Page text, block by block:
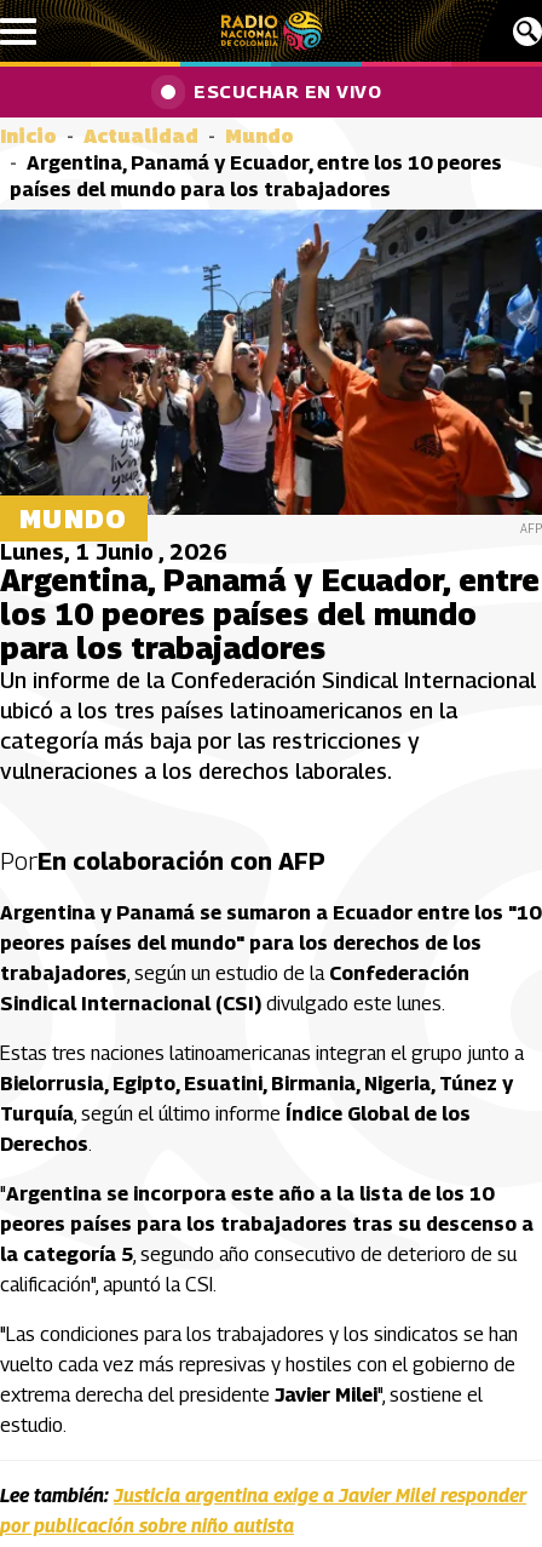
Pasar al contenido principal
ESCUCHAR EN VIVO
Inicio Actualidad
Mundo
Argentina, Panamá y Ecuador, entre los 10 peores
países del mundo para los trabajadores
MUNDO AFP
Lunes, 1 Junio , 2026
Argentina, Panamá y Ecuador, entre
los 10 peores países del mundo
para los trabajadores
Un informe de la Confederación Sindical Internacional
ubicó a los tres países latinoamericanos en la
categoría más baja por las restricciones y
vulneraciones a los derechos laborales.
PorEn colaboración con AFP
Argentina y Panamá se sumaron a Ecuador entre los "10
peores países del mundo" para los derechos de los
trabajadores, según un estudio de la Confederación
Sindical Internacional (CSI) divulgado este lunes.
Estas tres naciones latinoamericanas integran el grupo junto a
Bielorrusia, Egipto, Esuatini, Birmania, Nigeria, Túnez y
Turquía, según el último informe Índice Global de los
Derechos.
"Argentina se incorpora este año a la lista de los 10
peores países para los trabajadores tras su descenso a
la categoría 5, segundo año consecutivo de deterioro de su
calificación", apuntó la CSI.
"Las condiciones para los trabajadores y los sindicatos se han
vuelto cada vez más represivas y hostiles con el gobierno de
extrema derecha del presidente Javier Milei", sostiene el
estudio.
Lee también:Justicia argentina exige a Javier Milei responder
por publicación sobre niño autista